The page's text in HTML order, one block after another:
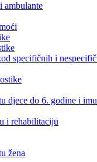
ambulante
specifičnih i
djece do 6. godine i
i rehabilitaciju
žena